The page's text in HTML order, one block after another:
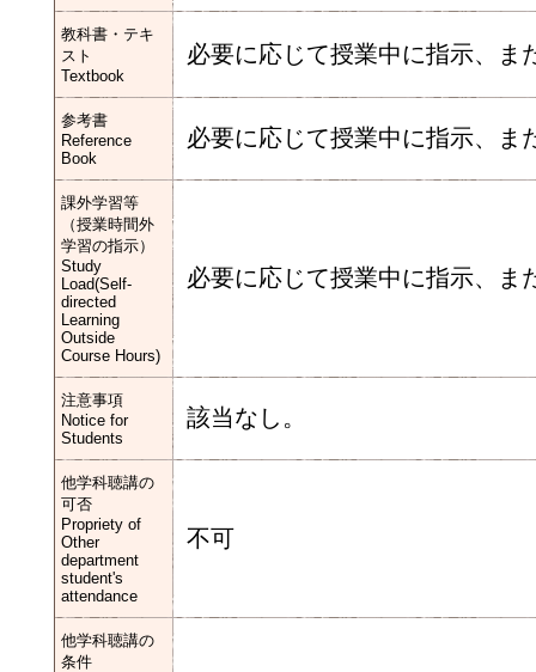
教科書・テキ
スト
Textbook
必要に応じて授業中に指示、ま
参考書
Reference
Book
必要に応じて授業中に指示、ま
課外学習等
（授業時間外
学習の指示）
Study
Load(Self-
directed
Learning
Outside
Course Hours)
必要に応じて授業中に指示、ま
注意事項
Notice for
Students
該当なし。
他学科聴講の
可否
Propriety of
Other
department
student's
attendance
不可
他学科聴講の
条件